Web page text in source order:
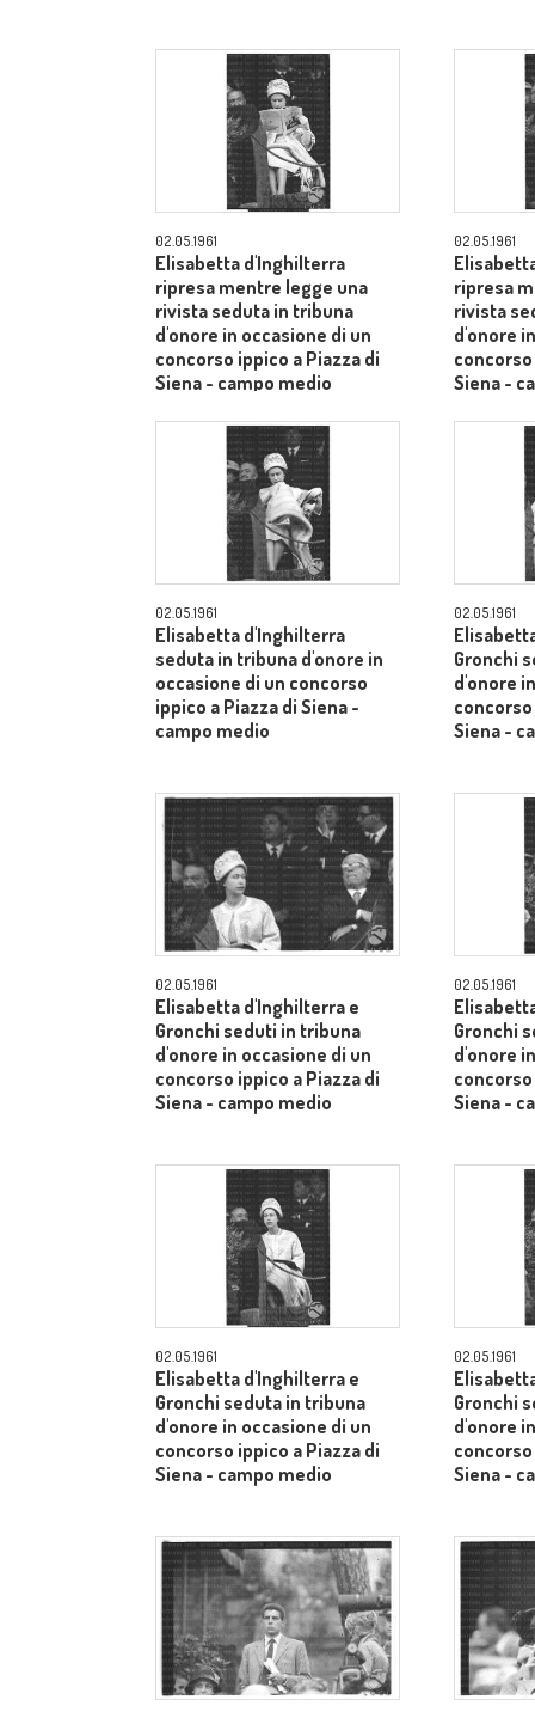
02.05.1961
Elisabetta d'Inghilterra
ripresa mentre legge una
rivista seduta in tribuna
d'onore in occasione di un
concorso ippico a Piazza di
Siena - campo medio
02.05.1961
ripresa
rivista
d'onore
Siena -
02.05.1961
Elisabetta d'Inghilterra
seduta in tribuna d'onore in
occasione di un concorso
ippico a Piazza di Siena -
campo medio
02.05.1961
Gronchi
d'onore
Siena -
02.05.1961
Elisabetta d'Inghilterra e
Gronchi seduti in tribuna
d'onore in occasione di un
concorso ippico a Piazza di
Siena - campo medio
02.05.1961
Gronchi
d'onore
Siena -
02.05.1961
Elisabetta d'Inghilterra e
Gronchi seduta in tribuna
d'onore in occasione di un
concorso ippico a Piazza di
Siena - campo medio
02.05.1961
Gronchi
d'onore
Siena -